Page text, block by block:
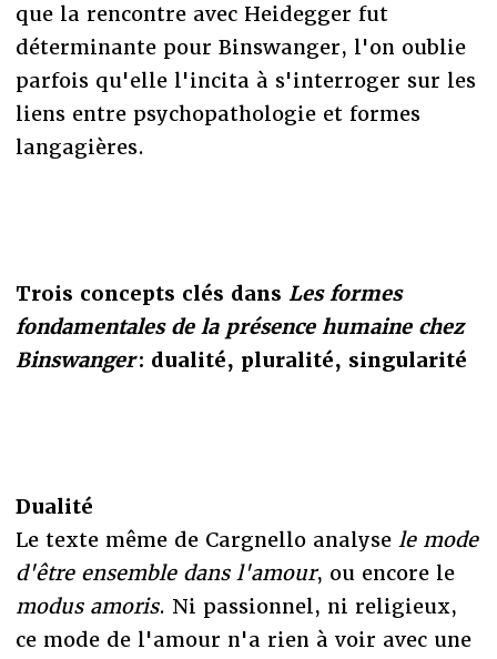
que la rencontre avec Heidegger fut
déterminante pour Binswanger, l'on oublie
parfois qu'elle l'incita à s'interroger sur les
liens entre psychopathologie et formes
langagières.
Trois concepts clés dans Les formes
fondamentales de la présence humaine chez
Binswanger: dualité, pluralité, singularité
Dualité
Le texte même de Cargnello analyse le mode
d'être ensemble dans l'amour, ou encore le
modus amoris. Ni passionnel, ni religieux,
ce mode de l'amour n'a rien à voir avec une